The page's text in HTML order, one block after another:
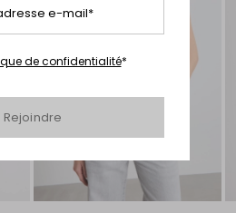
e-mail*
de confidentialité*
Rejoindre